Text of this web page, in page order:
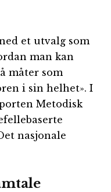
et utvalg som
man kan
måter som
i sin helhet». I
Metodisk
nasjonale